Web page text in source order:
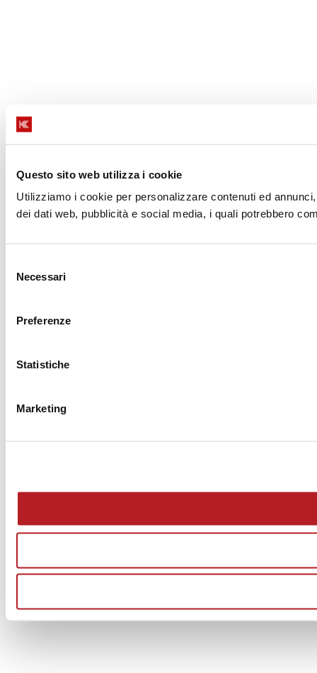
Questo sito web utilizza i cookie
Utilizziamo i cookie per personalizzare contenuti ed
dei dati web, pubblicità e social media, i quali potrebbero
delNecessari
Preferenze
Statistiche
Marketing